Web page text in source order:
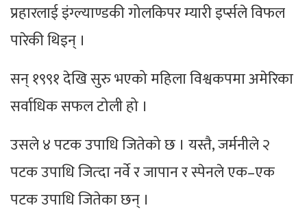
प्रहारलाई इंग्ल्याण्डकी गोलकिपर म्यारी इर्प्सले विफल
पारेकी थिइन् ।
सन् १९९१ देखि सुरु भएको महिला विश्वकपमा अमेरिका
सर्वाधिक सफल टोली हो ।
उसले ४ पटक उपाधि जितेको छ । यस्तै, जर्मनीले २
पटक उपाधि जित्दा नर्वे र जापान र स्पेनले एक–एक
पटक उपाधि जितेका छन् ।